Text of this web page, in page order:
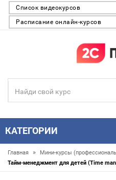
Список видеокурсов
Расписание онлайн-курсов
КАТЕГОРИИ
Главная » Мини-курсы
Тайм-менеджмент для детей (Time